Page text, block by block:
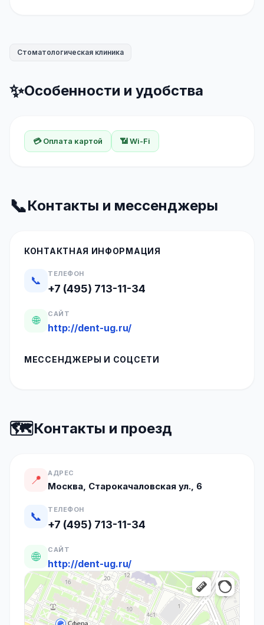
Стоматологическая клиника
✨Особенности и удобства
💳 Оплата картой 📶 Wi-Fi
📞Контакты и мессенджеры
КОНТАКТНАЯ ИНФОРМАЦИЯ
📞
ТЕЛЕФОН
+7 (495) 713-11-34
🌐
САЙТ
http://dent-ug.ru/
МЕССЕНДЖЕРЫ И СОЦСЕТИ
🗺️Контакты и проезд
📍 АДРЕС
Москва, Старокачаловская ул., 6
📞 ТЕЛЕФОН
+7 (495) 713-11-34
🌐 САЙТ
http://dent-ug.ru/